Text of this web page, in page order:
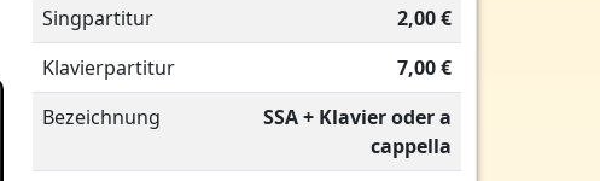
Singpartitur
2,00 €
Klavierpartitur
7,00 €
Bezeichnung
SSA + Klavier oder a
cappella